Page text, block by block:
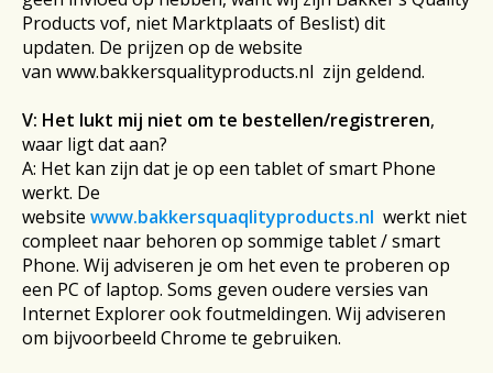
Products vof, niet Marktplaats of Beslist) dit
updaten. De prijzen op de website
van www.bakkersqualityproducts.nl zijn geldend.
V: Het lukt mij niet om te bestellen/registreren,
waar ligt dat aan?
A: Het kan zijn dat je op een tablet of smart Phone
werkt. De
website www.bakkersquaqlityproducts.nl werkt niet
compleet naar behoren op sommige tablet / smart
Phone. Wij adviseren je om het even te proberen op
een PC of laptop. Soms geven oudere versies van
Internet Explorer ook foutmeldingen. Wij adviseren
om bijvoorbeeld Chrome te gebruiken.